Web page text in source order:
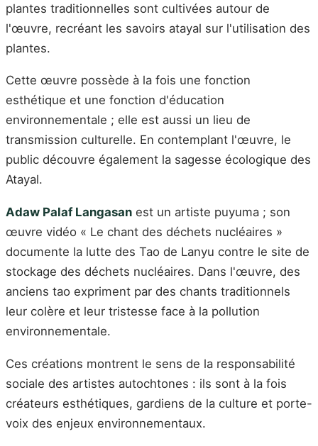
plantes traditionnelles sont cultivées autour de
l'œuvre, recréant les savoirs atayal sur l'utilisation des
plantes.
Cette œuvre possède à la fois une fonction
esthétique et une fonction d'éducation
environnementale ; elle est aussi un lieu de
transmission culturelle. En contemplant l'œuvre, le
public découvre également la sagesse écologique des
Atayal.
Adaw Palaf Langasan est un artiste puyuma ; son
œuvre vidéo « Le chant des déchets nucléaires »
documente la lutte des Tao de Lanyu contre le site de
stockage des déchets nucléaires. Dans l'œuvre, des
anciens tao expriment par des chants traditionnels
leur colère et leur tristesse face à la pollution
environnementale.
Ces créations montrent le sens de la responsabilité
sociale des artistes autochtones : ils sont à la fois
créateurs esthétiques, gardiens de la culture et porte-
voix des enjeux environnementaux.